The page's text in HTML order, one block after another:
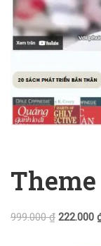
999.000₫ 222.000